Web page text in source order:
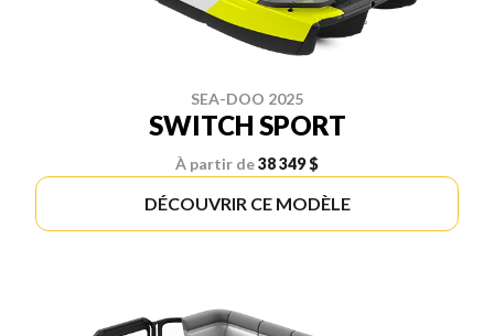
SEA-DOO 2025
SWITCH SPORT
À partir de38 349 $
DÉCOUVRIR CE MODÈLE